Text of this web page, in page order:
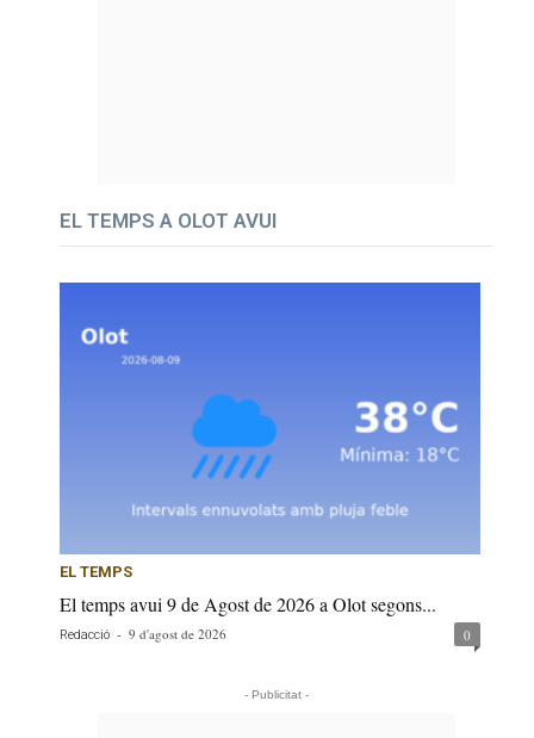
EL TEMPS A OLOT AVUI
EL TEMPS
El temps avui 9 de Agost de 2026 a Olot segons...
Redacció - 9 d'agost de 2026 0
- Publicitat -